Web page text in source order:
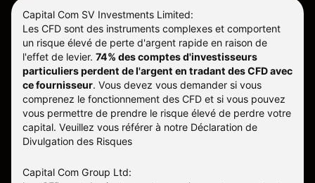
Capital Com SV Investments Limited:
Les CFD sont des instruments complexes et comportent
un risque élevé de perte d'argent rapide en raison de
l'effet de levier. 74% des comptes d'investisseurs
particuliers perdent de l'argent en tradant des CFD avec
ce fournisseur. Vous devez vous demander si vous
comprenez le fonctionnement des CFD et si vous pouvez
vous permettre de prendre le risque élevé de perdre votre
capital. Veuillez vous référer à notre Déclaration de
Divulgation des Risques
Capital Com Group Ltd: